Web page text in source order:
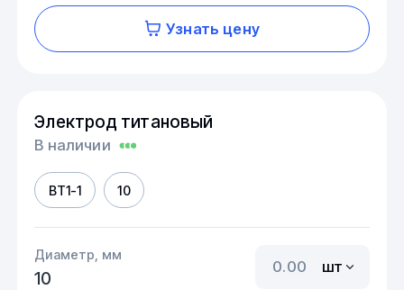
Узнать цену
Электрод титановый
В наличии
ВТ1-1 10
Диаметр, мм
10
шт